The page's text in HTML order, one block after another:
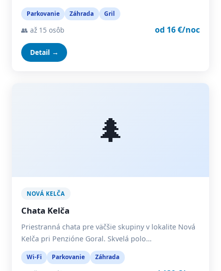
Parkovanie Záhrada Gril
👥 až 15 osôb od 16 €/noc
Detail →
🌲
NOVÁ KELČA
Chata Kelča
Priestranná chata pre väčšie skupiny v lokalite Nová
Kelča pri Penzióne Goral. Skvelá polo…
Wi-Fi Parkovanie Záhrada